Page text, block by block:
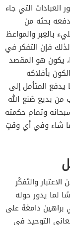
التي جاء
دفعه بحثه من
بالعِبر والمواعظ
فإن التفكر في
يكون هو المقصد
بأفلاكه
المتأمل إلى
من بديع صُنع الله
وتمام حكمته
شاء وفي أي وقتٍ
والتَفكُر
لما يدور حوله
براهين دامغة على
التوحيد في